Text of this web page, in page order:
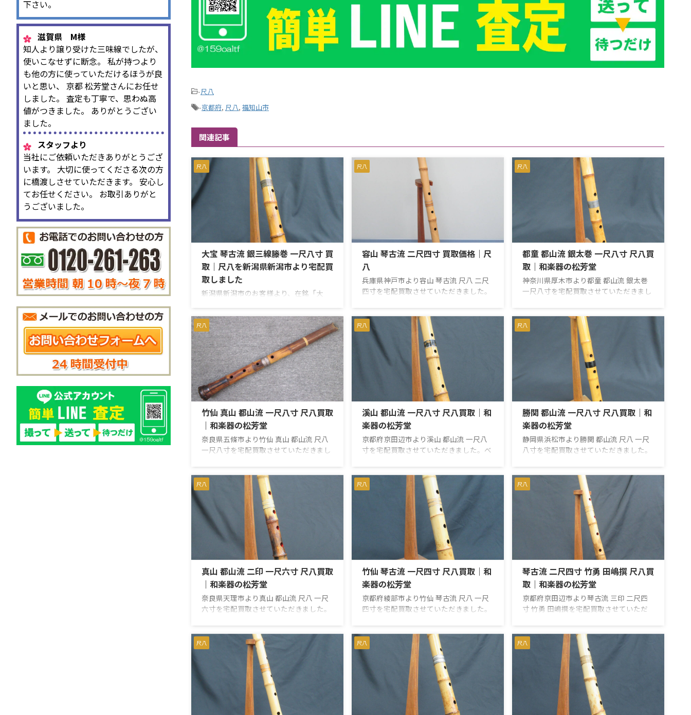
-尺八
-京都府, 尺八, 福知山市
関連記事
尺八
大宝 琴古流 銀三線籐巻 一尺八寸 買
取｜尺八を新潟県新潟市より宅配買
取しました
新潟県新潟市のお客様より、在銘「大
今回のお品は、中継ぎに銀三線籐巻が施
された一尺八寸管です。全長は約
55cm、重量は約469gあり、歌口は内径
約2.2cm・外径約3.9cm、管尻は内径約
1.8cm・外径約6.4cmでした。 尺八は、
製管師の銘、流派、管の長さ、竹の太さ
や肉厚、歌口、中継ぎ、管尻、音の鳴り
などによって評価が変わります。今回は
大宝の銘、琴古流の歌口、銀三線籐巻、
一尺八寸という仕様に加え、各部の実測
寸法も確認して査定しました。 今回の買
取内容 買取商品 尺八 ...
尺八
容山 琴古流 二尺四寸 買取価格｜尺
八
兵庫県神戸市より容山 琴古流 尺八 二尺
四寸を宅配買取させていただきました。
の銘が一か所入っています。ワレやカ
ケ、ヒビなども無く、歌口にカケやヒビ
もありません。中継ぎに緩みもありませ
ん。まずまずのコンディションだと思わ
れます。 【仕様】琴古流 在銘 容山長
さ 二尺四寸 約72.8cm歌口 内径 約
2.3cm 外径 約3.2cm管尻 内径 約
2.1cm 外径 約5.8cm重量 約 410g 和楽
器の松芳堂℡0120-261-263（ ...
尺八
都童 都山流 銀太巻 一尺八寸 尺八買
取｜和楽器の松芳堂
神奈川県厚木市より都童 都山流 銀太巻
一尺八寸を宅配買取させていただきまし
音出しもスムーズで問題はありません。
本体にワレやヒビ、カケも無く、概ね良
好のコンディションです。歌口には銀巻
き、中継ぎは銀太巻きの仕様です。お売
りいただき、ありがとうございました。
【仕様】都山流 在銘 都童長さ：一尺八
寸（約 54cm）歌口：内径 約 2.2cm / 外
径 約 3.8cm管尻：内径 約 1.8cm / 外径 約
5.0cm重量：約 441g ...
尺八
竹仙 真山 都山流 一尺八寸 尺八買取
｜和楽器の松芳堂
奈良県五條市より竹仙 真山 都山流 尺八
一尺八寸を宅配買取させていただきまし
子ですが、この尺八には2名の銘が入っ
ておりとても貴重な逸品です。歌口には
金巻き、中継ぎは銀輪が施されており、
造りもとても丁寧で繊細です。 【仕様】
都山流 竹仙 真山長さ 一尺八寸（約
55cm）歌口 内径約2.2cm 外径約
3.8cm管尻 内径約1.9cm 外径約5.6cm
尺八は日本の伝統楽器として、特に都山
流のものは高い評価を受けています。そ
の中でも竹仙や ...
尺八
溪山 都山流 一尺八寸 尺八買取｜和
楽器の松芳堂
京都府京田辺市より溪山 都山流 一尺八
寸を宅配買取させていただきました。べ
ませんでした。中継ぎは緩すぎず、硬す
ぎず、いい感じです。音出しにも問題は
ありませんでした。お売りいただき、あ
りがとうございました。 都山流 在銘
溪山長さ：一尺八寸（約 54cm）歌口：
内径 約 2.2cm / 外径 約 4.2cm管尻：内径
約 1.7cm / 外径 約 5.8cm重量：約 463g
尺八を高く売るために押さえておきたい
こと 尺八を高く売るため ...
尺八
勝関 都山流 一尺八寸 尺八買取｜和
楽器の松芳堂
静岡県浜松市より勝関 都山流 尺八 一尺
八寸を宅配買取させていただきました。
のお値段をつけさせていただきました。
お売りいただき、ありがとうございまし
た。 【仕様】都山流 在銘 勝関長さ：
一尺八寸（約 54cm）歌口：内径 約
2.1cm / 外径 約 3.6cm管尻：内径 約
1.8cm / 外径 約 5.1cm重量：約 332g 都山
流尺八とは何か？ 都山流尺八は、日本の
伝統楽器である尺八の一派を指し、独自
の音楽スタイルと技法を持つ ...
尺八
真山 都山流 二印 一尺六寸 尺八買取
｜和楽器の松芳堂
奈良県天理市より真山 都山流 尺八 一尺
六寸を宅配買取させていただきました。
っております。使用に伴う小キズはある
ものの、演奏に支障は無く、スムーズに
音出しができました。素晴らしい音色は
さすが真山です。概ね良好のコンディシ
ョンでしたので、相場よりも高めのお値
段をつけさせていただきました。お売り
いただき、ありがとうございました。
尺八
竹仙 琴古流 一尺四寸 尺八買取｜和
楽器の松芳堂
京都府綾部市より竹仙 琴古流 尺八 一尺
四寸を宅配買取させていただきました。
あるものの、全体的にキレイな印象の美
品です。中継に緩みも無く、スムーズに
音出しもできました。オーナー様のお手
入れがよく、割れやカケ、ヒビなどもあ
りません。精一杯のお値段をつけさせて
いただきました。お売りいただき、あり
がとうございました。 【仕様】琴古流
尺八
琴古流 二尺四寸 竹勇 田嶋撰 尺八買
取｜和楽器の松芳堂
京都府京田辺市より琴古流 三印 二尺四
寸 竹勇 田嶋撰を宅配買取させていただ
す。歌口は銀巻の仕様で、中継ぎは銀三
線藤巻です。些細な小キズはあるもの
の、全体的にキレイな印象です。音出し
もスムーズでした。割れや欠け、ヒビな
どもありません。お売りいただき、あり
がとうございました。 【仕様】琴古流
在銘 竹勇 田嶋撰長さ：二尺四寸（約
尺八 尺八 尺八
下さい。
滋賀県 M様
知人より譲り受けた三味線でしたが、
使いこなせずに断念。 私が持つより
も他の方に使っていただけるほうが良
いと思い、 京都 松芳堂さんにお任せ
しました。 査定も丁寧で、思わぬ高
値がつきました。 ありがとうござい
ました。
スタッフより
当社にご依頼いただきありがとうござ
います。 大切に使ってくださる次の方
に橋渡しさせていただきます。 安心し
てお任せください。 お取引ありがと
うございました。